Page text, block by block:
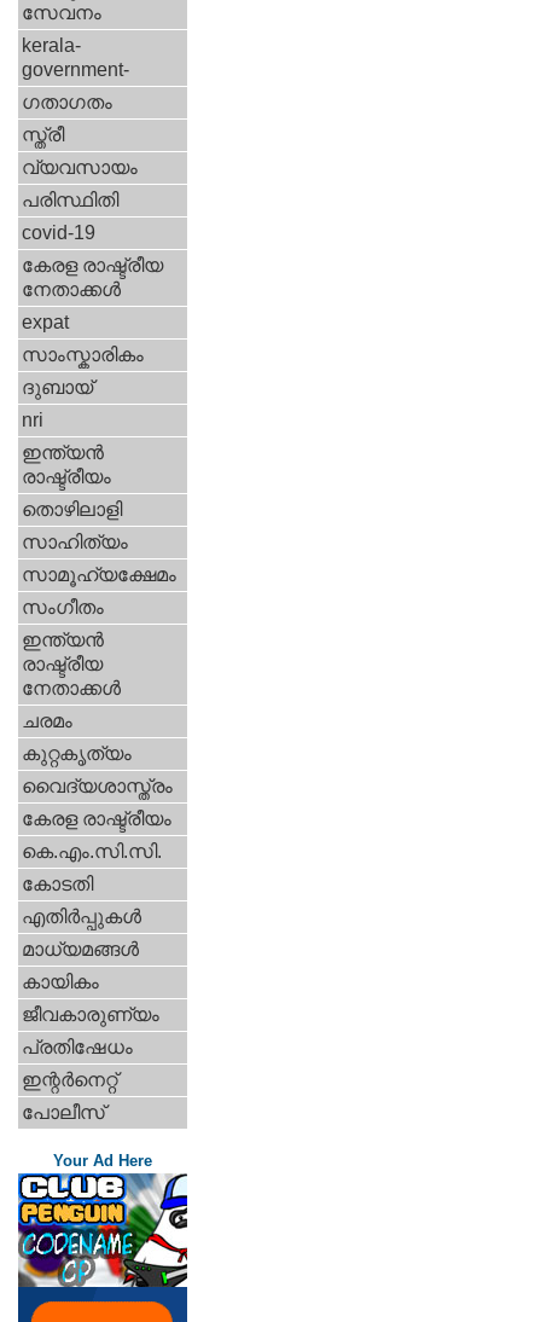
സേവനം
kerala-
government-
ഗതാഗതം
സ്ത്രീ
വ്യവസായം
പരിസ്ഥിതി
covid-19
കേരള രാഷ്ട്രീയ
നേതാക്കള്‍
expat
സാംസ്കാരികം
ദുബായ്‌
nri
ഇന്ത്യന്‍
രാഷ്ട്രീയം
തൊഴിലാളി
സാഹിത്യം
സാമൂഹ്യക്ഷേമം
സംഗീതം
ഇന്ത്യന്‍
രാഷ്ട്രീയ
നേതാക്കള്‍
ചരമം
കുറ്റകൃത്യം
വൈദ്യശാസ്ത്രം
കേരള രാഷ്ട്രീയം
കെ.എം.സി.സി.
കോടതി
എതിര്‍പ്പുകള്‍
മാധ്യമങ്ങള്‍
കായികം
ജീവകാരുണ്യം
പ്രതിഷേധം
ഇന്റര്‍നെറ്റ്‌
പോലീസ്
Your Ad Here